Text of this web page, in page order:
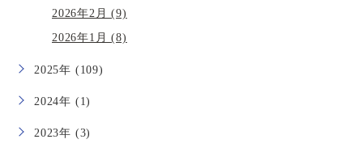
2026年2月 (9)
2026年1月 (8)
2025年 (109)
2024年 (1)
2023年 (3)